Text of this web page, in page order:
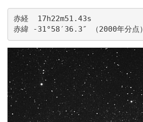
赤経  17h22m51.43s
赤緯 -31°58′36.3″ （2000年分点）